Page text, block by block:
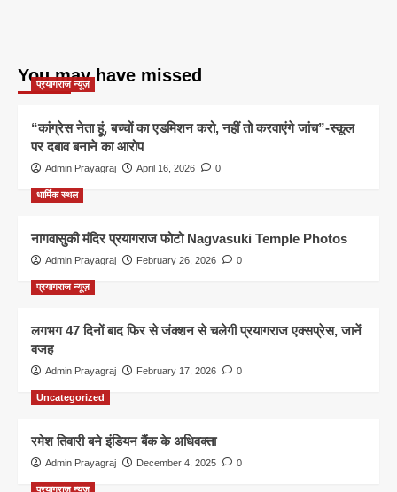
You may have missed
प्रयागराज न्यूज़
“कांग्रेस नेता हूं, बच्चों का एडमिशन करो, नहीं तो करवाएंगे जांच”-स्कूल
पर दबाव बनाने का आरोप
Admin Prayagraj April 16, 2026 0
धार्मिक स्थल
नागवासुकी मंदिर प्रयागराज फोटो Nagvasuki Temple Photos
Admin Prayagraj February 26, 2026 0
प्रयागराज न्यूज़
लगभग 47 दिनों बाद फिर से जंक्शन से चलेगी प्रयागराज एक्सप्रेस, जानें
वजह
Admin Prayagraj February 17, 2026 0
Uncategorized
रमेश तिवारी बने इंडियन बैंक के अधिवक्ता
Admin Prayagraj December 4, 2025 0
प्रयागराज न्यूज़